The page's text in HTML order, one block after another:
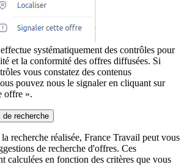
systématiquement des contrôles pour
et la conformité des offres diffusées. Si
vous constatez des contenus
pouvez nous le signaler en cliquant sur
offre ».
recherche
recherche réalisée, France Travail peut vous
de recherche d'offres. Ces
calculées en fonction des critères que vous